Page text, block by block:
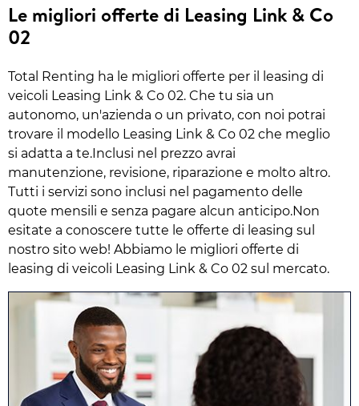
Le migliori offerte di Leasing Link & Co
02
Total Renting ha le migliori offerte per il leasing di
veicoli Leasing Link & Co 02. Che tu sia un
autonomo, un'azienda o un privato, con noi potrai
trovare il modello Leasing Link & Co 02 che meglio
si adatta a te.Inclusi nel prezzo avrai
manutenzione, revisione, riparazione e molto altro.
Tutti i servizi sono inclusi nel pagamento delle
quote mensili e senza pagare alcun anticipo.Non
esitate a conoscere tutte le offerte di leasing sul
nostro sito web! Abbiamo le migliori offerte di
leasing di veicoli Leasing Link & Co 02 sul mercato.